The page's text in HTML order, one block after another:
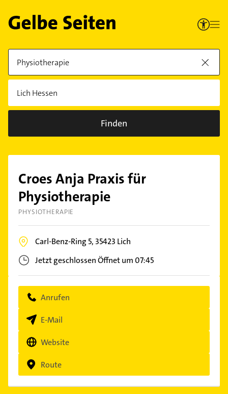
Finden
Croes Anja Praxis für
Physiotherapie
PHYSIOTHERAPIE
Carl-Benz-Ring 5, 35423 Lich
Jetzt geschlossenÖffnet um 07:45
Anrufen
E-Mail
Website
Route